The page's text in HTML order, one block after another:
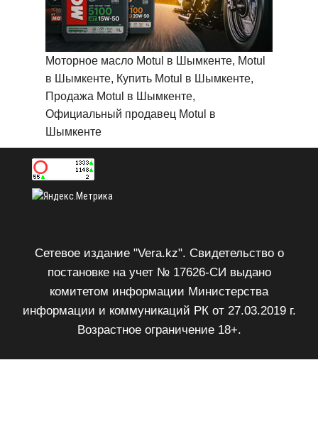
Моторное масло Motul в Шымкенте, Motul
в Шымкенте, Купить Motul в Шымкенте,
Продажа Motul в Шымкенте,
Официальный продавец Motul в
Шымкенте
Сетевое издание "Vera.kz". Свидетельство о
постановке на учет № 17626-СИ выдано
комитетом информации Министерства
информации и коммуникаций РК от 27.03.2019 г.
Возрастное ограничение 18+.